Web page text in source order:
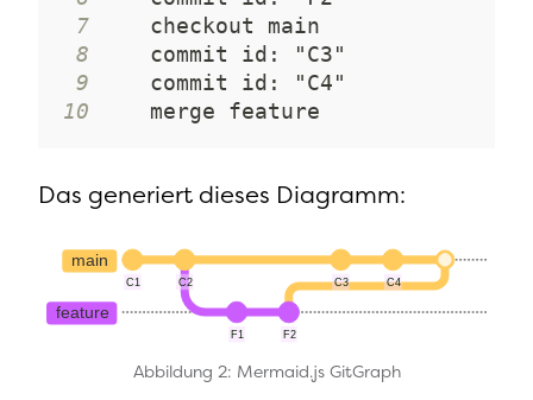
7
8
9
10
   merge feature
Das generiert dieses Diagramm:
Abbildung 2: Mermaid.js GitGraph